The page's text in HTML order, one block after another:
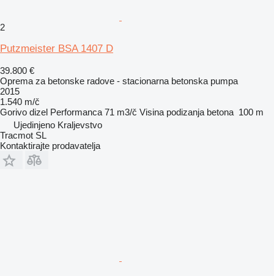
2
Putzmeister BSA 1407 D
39.800 €
Oprema za betonske radove - stacionarna betonska pumpa
2015
1.540 m/č
Gorivo dizel Performanca 71 m3/č Visina podizanja betona 100 m
Ujedinjeno Kraljevstvo
Tracmot SL
Kontaktirajte prodavatelja